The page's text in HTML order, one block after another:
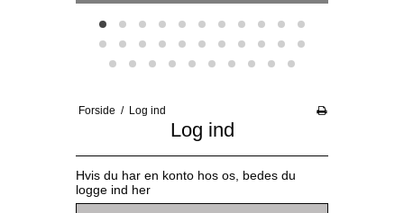
Dansk
Forside / Log ind
Log ind
Hvis du har en konto hos os, bedes du
logge ind her